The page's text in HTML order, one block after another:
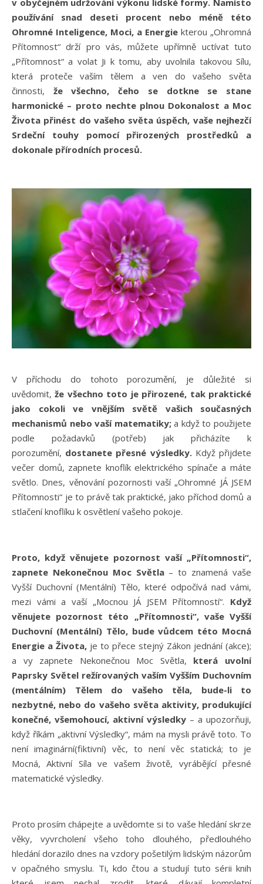
používání snad deseti procent nebo méně této
Ohromné Inteligence, Moci, a Energie kterou „Ohromná
Přítomnost“ drží pro vás, můžete upřímně uctívat tuto
„Přítomnost“ a volat Ji k tomu, aby uvolnila takovou Sílu,
která proteče vaším tělem a ven do vašeho světa
činnosti, že všechno, čeho se dotkne se stane
harmonické – proto nechte plnou Dokonalost a Moc
Života přinést do vašeho světa úspěch, vaše nejhezčí
Srdeční touhy pomocí přirozených prostředků a
dokonale přírodních procesů.
V příchodu do tohoto porozumění, je důležité si
uvědomit,že všechno toto je přirozené, tak praktické
jako cokoli ve vnějším světě vašich současných
mechanismů nebo vaší matematiky;a když to použijete
podle požadavků (potřeb) jak přicházíte k
porozumění, dostanete přesné výsledky. Když přijdete
večer domů, zapnete knoflík elektrického spínače a máte
světlo. Dnes, věnování pozornosti vaší „Ohromné JÁ JSEM
Přítomnosti“ je to právě tak praktické, jako příchod domů a
stlačení knoflíku k osvětlení vašeho pokoje.
Proto, když věnujete pozornost vaší „Přítomnosti“,
zapnete Nekonečnou Moc Světla– to znamená vaše
Vyšší Duchovní (Mentální) Tělo, které odpočívá nad vámi,
mezi vámi a vaší „Mocnou JÁ JSEM Přítomností“. Když
věnujete pozornost této „Přítomnosti“, vaše Vyšší
Duchovní (Mentální) Tělo, bude vůdcem této Mocná
Energie a Života, je to přece stejný Zákon jednání (akce);
a vy zapnete Nekonečnou Moc Světla, která uvolní
Paprsky Světel režírovaných vaším Vyšším Duchovním
(mentálním) Tělem do vašeho těla, bude-li to
nezbytné, nebo do vašeho světa aktivity, produkující
konečné, všemohoucí, aktivní výsledky – a upozorňuji,
když říkám „aktivní Výsledky“, mám na mysli právě toto. To
není imaginární(fiktivní) věc, to není věc statická; to je
Mocná, Aktivní Síla ve vašem životě, vyrábějící přesné
matematické výsledky.
Proto prosím chápejte a uvědomte si to vaše hledání skrze
věky, vyvrcholení všeho toho dlouhého, předlouhého
hledání dorazilo dnes na vzdory pošetilým lidským názorům
v opačného smyslu. Ti, kdo čtou a studují tuto sérii knih